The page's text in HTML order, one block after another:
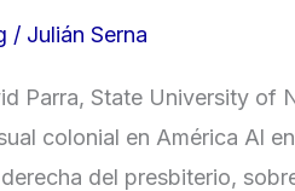
/ Julián Serna
Parra, State University of
colonial en América Al
del presbiterio,